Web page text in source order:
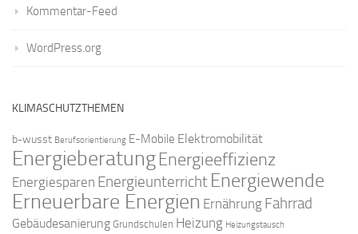
Kommentar-Feed
WordPress.org
KLIMASCHUTZTHEMEN
b-wusst Berufsorientierung E-Mobile Elektromobilität
EnergieberatungEnergieeffizienz
Energiesparen Energieunterricht Energiewende
Erneuerbare Energien Ernährung Fahrrad
Gebäudesanierung Grundschulen Heizung Heizungstausch